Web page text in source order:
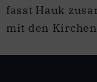
fasst Hauk
mit den